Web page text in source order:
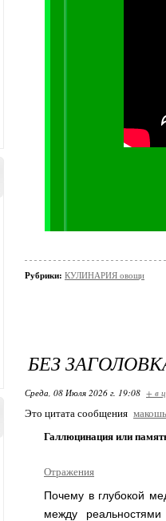
Рубрики: КУЛИНАРИЯ овощи
БЕЗ
Среда, 08 Июля 2026 г. 19:08 + в
Это цитата сообщения
Галлюцинация или
Отражения
Почему в глубокой
между